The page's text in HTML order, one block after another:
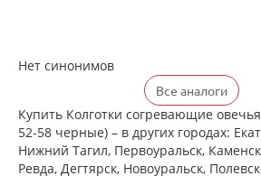
Нет синонимов
Все аналоги
Купить Колготки согревающие
52-58 черные) – в других городах:
Нижний Тагил, Первоуральск,
Ревда, Дегтярск, Новоуральск,